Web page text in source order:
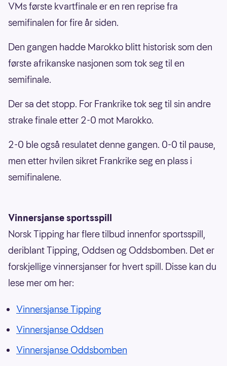
VMs første kvartfinale er en ren reprise fra
semifinalen for fire år siden.
Den gangen hadde Marokko blitt historisk som den
første afrikanske nasjonen som tok seg til en
semifinale.
Der sa det stopp. For Frankrike tok seg til sin andre
strake finale etter 2-0 mot Marokko.
2-0 ble også resulatet denne gangen. 0-0 til pause,
men etter hvilen sikret Frankrike seg en plass i
semifinalene.
Vinnersjanse sportsspill
Norsk Tipping har flere tilbud innenfor sportsspill,
deriblant Tipping, Oddsen og Oddsbomben. Det er
forskjellige vinnersjanser for hvert spill. Disse kan du
lese mer om her:
Vinnersjanse Tipping
Vinnersjanse Oddsen
Vinnersjanse Oddsbomben